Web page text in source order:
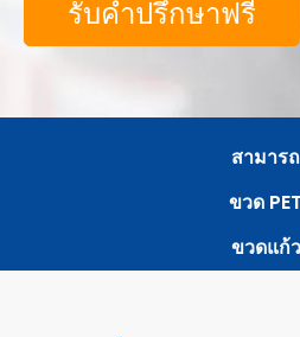
รับคำปรึกษาฟรี
สามารถ
ขวด PET
ขวดแก้ว